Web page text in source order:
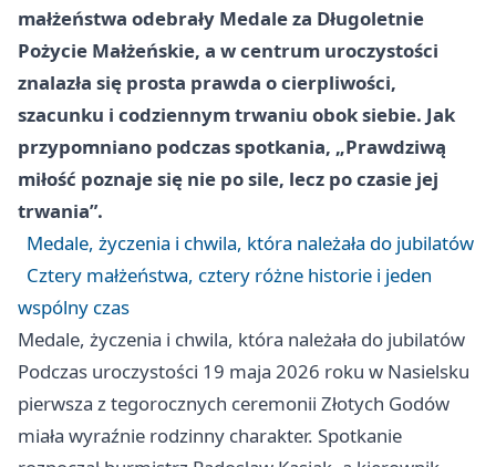
małżeństwa odebrały Medale za Długoletnie
Pożycie Małżeńskie, a w centrum uroczystości
znalazła się prosta prawda o cierpliwości,
szacunku i codziennym trwaniu obok siebie. Jak
przypomniano podczas spotkania, „Prawdziwą
miłość poznaje się nie po sile, lecz po czasie jej
trwania”.
Medale, życzenia i chwila, która należała do jubilatów
Cztery małżeństwa, cztery różne historie i jeden
wspólny czas
Medale, życzenia i chwila, która należała do jubilatów
Podczas uroczystości 19 maja 2026 roku w Nasielsku
pierwsza z tegorocznych ceremonii Złotych Godów
miała wyraźnie rodzinny charakter. Spotkanie